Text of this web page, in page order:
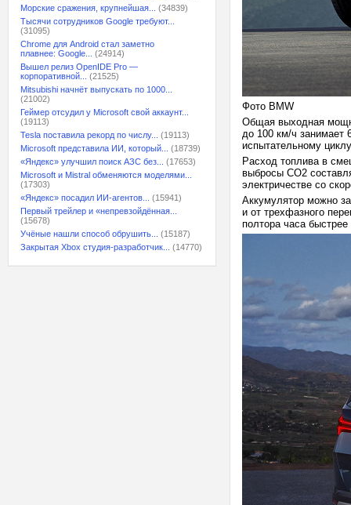
Морские сражения, крупнейшая...
(34839)
Тысячи сотрудников Google требуют...
(31095)
Chrome для Android стал заметно
плавнее: Google...
(24914)
Вышел релиз OpenIDE Pro —
корпоративной...
(21525)
Mitsubishi начнёт выпускать по 1000...
(21002)
Геймер отсудил у Microsoft свой аккаунт...
(19113)
Tesla поставила рекорд по числу...
(19113)
Microsoft представила ИИ, который...
(18739)
«Яндекс» улучшил поиск АЗС без...
(17653)
Microsoft и Mistral обменяются моделями...
(17303)
«Яндекс» посадил ИИ-агентов...
(15941)
Первый трейлер и «непревзойдённая...
(15678)
Учёные нашли способ обрушить...
(15187)
Закрытая Xbox студия-разработчик...
(14770)
Фото BMW
Общая выходная
до 100 км/ч занимает
испытательному
Расход топлива в
выбросы CO2
электричестве со
Аккумулятор можно
и от трехфазного
полтора часа